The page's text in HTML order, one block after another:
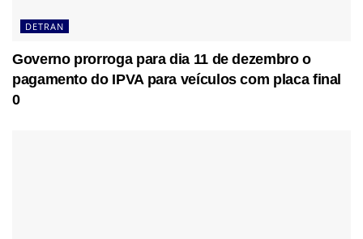
DETRAN
Governo prorroga para dia 11 de dezembro o
pagamento do IPVA para veículos com placa final
0